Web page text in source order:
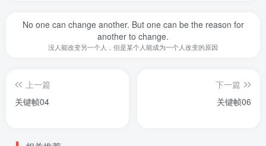
No one can change another. But one can be the reason for
another to change.
没人能改变另一个人，但是某个人能成为一个人改变的原因
上一篇
关键帧04
下一篇
关键帧06